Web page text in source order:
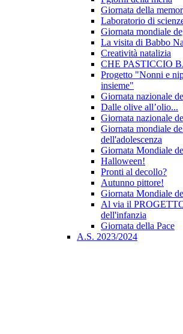
Giornata della
Laboratorio di
Giornata mondiale
La visita di Babbo
Creatività natalizia
CHE PASTICCIO
Progetto "Nonni e
insieme"
Giornata nazionale
Dalle olive all’olio...
Giornata nazionale
Giornata mondiale
dell'adolescenza
Giornata Mondiale
Halloween!
Pronti al decollo?
Autunno pittore!
Giornata Mondiale
Al via il
dell'infanzia
Giornata della Pace
A.S. 2023/2024